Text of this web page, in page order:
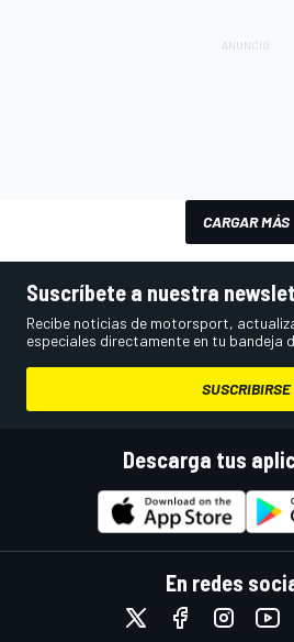
CARGAR MÁS
Suscríbete a nuestra
Recibe noticias de motorsport,
especiales directamente en tu bandeja
SUSCRIBIRSE
Descarga tus
En redes